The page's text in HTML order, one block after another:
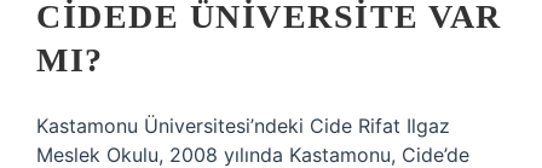
CIDEDE ÜNIVERSITE VAR
MI?
Kastamonu Üniversitesi’ndeki Cide Rifat Ilgaz
Meslek Okulu, 2008 yılında Kastamonu, Cide’de